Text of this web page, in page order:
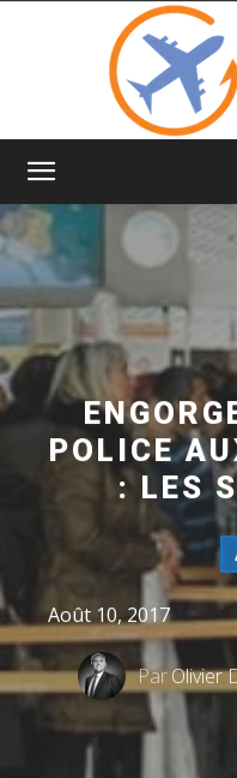
POLICE
: LES
Août 10, 2017
ParOlivier